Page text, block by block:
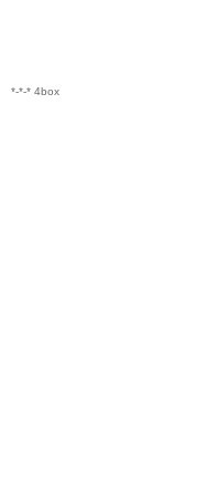
*-*-* 4box